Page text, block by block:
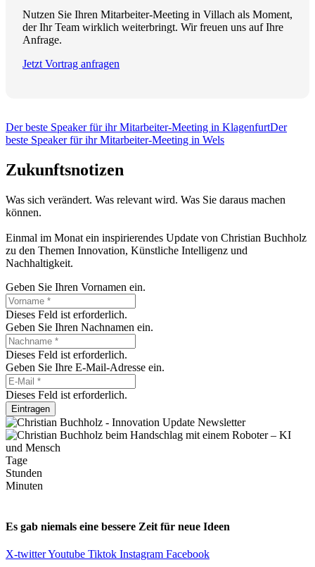
Nutzen Sie Ihren Mitarbeiter-Meeting in Villach als Moment,
der Ihr Team wirklich weiterbringt. Wir freuen uns auf Ihre
Anfrage.
Jetzt Vortrag anfragen
Der beste Speaker für ihr Mitarbeiter-Meeting in KlagenfurtDer
beste Speaker für ihr Mitarbeiter-Meeting in Wels
Zukunftsnotizen
Was sich verändert. Was relevant wird. Was Sie daraus machen
können.
Einmal im Monat ein inspirierendes Update von Christian Buchholz
zu den Themen Innovation, Künstliche Intelligenz und
Nachhaltigkeit.
Geben Sie Ihren Vornamen ein.
Dieses Feld ist erforderlich.
Geben Sie Ihren Nachnamen ein.
Dieses Feld ist erforderlich.
Geben Sie Ihre E-Mail-Adresse ein.
Dieses Feld ist erforderlich.
Eintragen
Tage
Stunden
Minuten
Es gab niemals eine bessere Zeit für neue Ideen
X-twitterYoutube Tiktok Instagram Facebook